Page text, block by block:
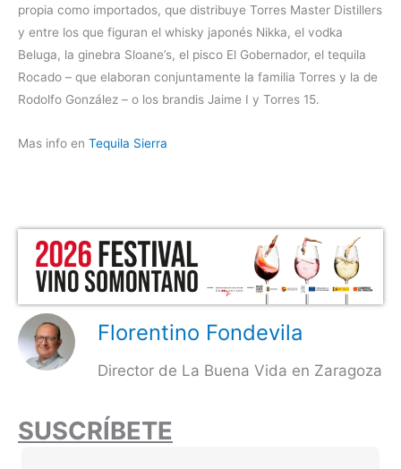
propia como importados, que distribuye Torres Master Distillers
y entre los que figuran el whisky japonés Nikka, el vodka
Beluga, la ginebra Sloane’s, el pisco El Gobernador, el tequila
Rocado – que elaboran conjuntamente la familia Torres y la de
Rodolfo González – o los brandis Jaime I y Torres 15.
Mas info en Tequila Sierra
Florentino Fondevila
Director de La Buena Vida en Zaragoza
SUSCRÍBETE